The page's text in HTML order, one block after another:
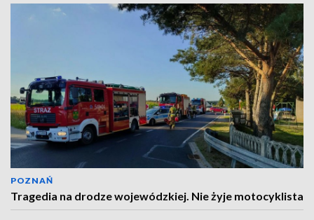
POZNAŃ
Tragedia na drodze wojewódzkiej. Nie żyje motocyklista